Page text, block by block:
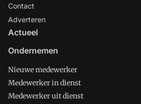
Contact
Adverteren
Actueel
Ondernemen
Nieuwe medewerker
Medewerker in dienst
Medewerker uit dienst